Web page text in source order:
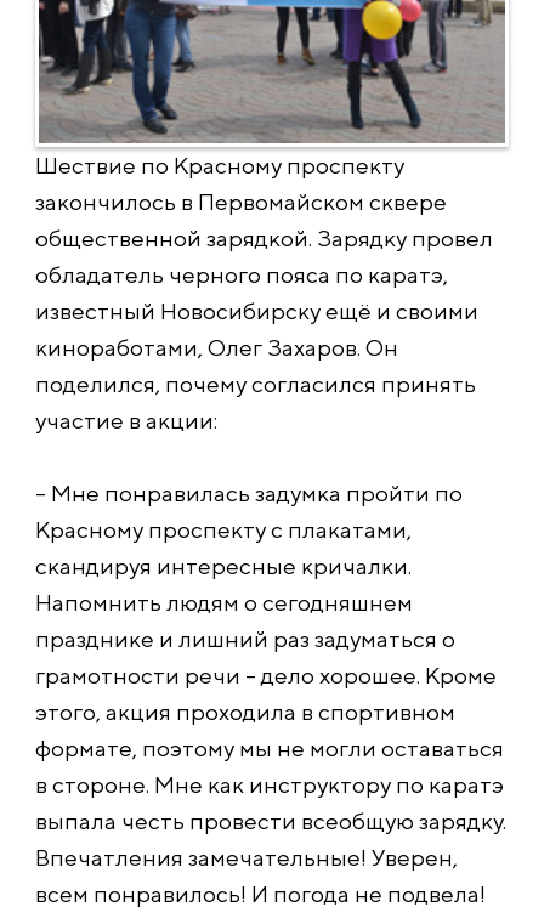
Шествие по Красному проспекту
закончилось в Первомайском сквере
общественной зарядкой. Зарядку провел
обладатель черного пояса по каратэ,
известный Новосибирску ещё и своими
киноработами, Олег Захаров. Он
поделился, почему согласился принять
участие в акции:
– Мне понравилась задумка пройти по
Красному проспекту с плакатами,
скандируя интересные кричалки.
Напомнить людям о сегодняшнем
празднике и лишний раз задуматься о
грамотности речи – дело хорошее. Кроме
этого, акция проходила в спортивном
формате, поэтому мы не могли оставаться
в стороне. Мне как инструктору по каратэ
выпала честь провести всеобщую зарядку.
Впечатления замечательные! Уверен,
всем понравилось! И погода не подвела!